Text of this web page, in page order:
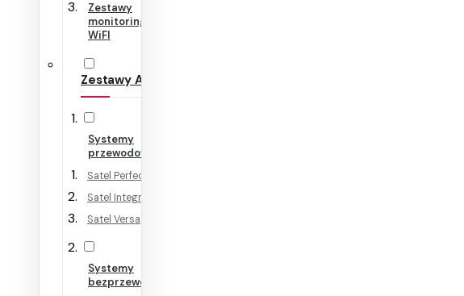
Zestawy
monitoringu
WiFI
Zestawy Alarmowe
Systemy
przewodowe
Satel Perfecta
Satel Integra
Satel Versa
Systemy
bezprzewodowe